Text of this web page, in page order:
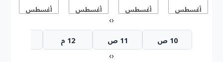
أغسطس أغسطس أغسطس أغسطس
‹
›
10 ص 11 ص 12 م
‹
›